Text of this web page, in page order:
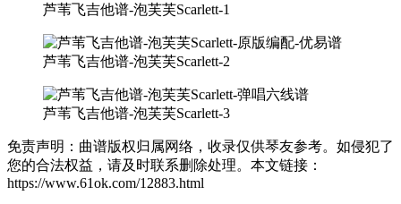
芦苇飞吉他谱-泡芙芙Scarlett-1
芦苇飞吉他谱-泡芙芙Scarlett-2
芦苇飞吉他谱-泡芙芙Scarlett-3
免责声明：曲谱版权归属网络，收录仅供琴友参考。如侵犯了
您的合法权益，请及时联系删除处理。本文链接：
https://www.61ok.com/12883.html